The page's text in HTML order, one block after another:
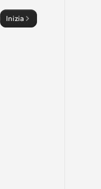
Inizia